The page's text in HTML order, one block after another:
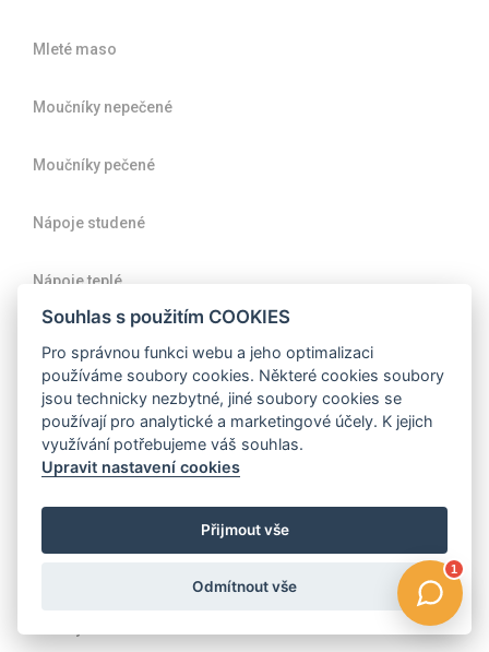
Mleté maso
Moučníky nepečené
Moučníky pečené
Nápoje studené
Nápoje teplé
Polévky studené
Polévky teplé
Pomazánky
Souhlas s použitím COOKIES
Pro správnou funkci webu a jeho optimalizaci
používáme soubory cookies. Některé cookies soubory
jsou technicky nezbytné, jiné soubory cookies se
používají pro analytické a marketingové účely. K jejich
využívání potřebujeme váš souhlas.
Upravit nastavení cookies
Přijmout vše
Odmítnout vše